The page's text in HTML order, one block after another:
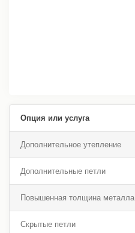
Опция или услуга
Дополнительное утепление
Дополнительные петли
Повышенная толщина металла
Скрытые петли